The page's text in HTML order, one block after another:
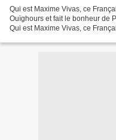
Qui est Maxime Vivas, ce
Ouïghours et fait le bonheur de
Qui est Maxime Vivas, ce